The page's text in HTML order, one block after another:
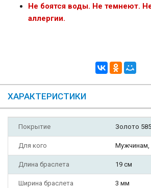
Не боятся воды. Не темнеют.
аллергии.
ХАРАКТЕРИСТИКИ
Покрытие Золото
Для кого
Длина браслета 19 см
Ширина браслета 3 мм